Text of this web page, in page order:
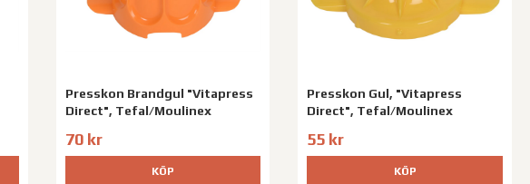
Presskon Brandgul "Vitapress
Direct", Tefal/Moulinex
70 kr
KÖP
Presskon Gul, "Vitapress
Direct", Tefal/Moulinex
55 kr
KÖP